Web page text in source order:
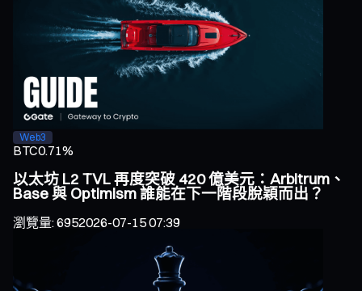
Web3
BTC0.71%
以太坊 L2 TVL 再度突破 420 億美元：Arbitrum、
Base 與 Optimism 誰能在下一階段脫穎而出？
瀏覽量:6952026-07-15 07:39